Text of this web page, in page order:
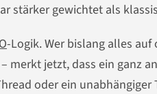
stärker gewichtet als
-Logik. Wer bislang alles
merkt jetzt, dass ein ganz
oder ein unabhängiger